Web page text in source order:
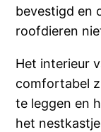
bevestigd en
roofdieren
Het interieur
comfortabel
te leggen en
het